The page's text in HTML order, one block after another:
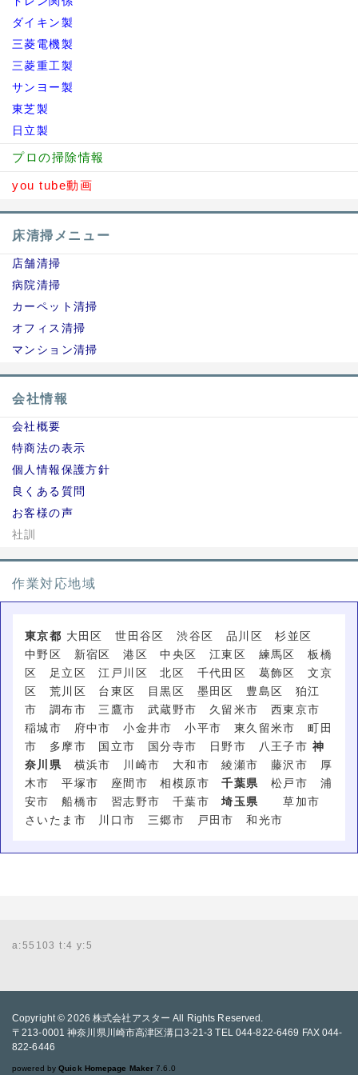
ダイキン製
三菱電機製
三菱重工製
サンヨー製
東芝製
日立製
プロの掃除情報
you tube動画
床清掃メニュー
店舗清掃
病院清掃
カーペット清掃
オフィス清掃
マンション清掃
会社情報
会社概要
特商法の表示
個人情報保護方針
良くある質問
お客様の声
社訓
作業対応地域
東京都 大田区 世田谷区 渋谷区 品川区 杉並区
中野区 新宿区 港区 中央区 江東区 練馬区 板橋
区 足立区 江戸川区 北区 千代田区 葛飾区 文京
区 荒川区 台東区 目黒区 墨田区 豊島区 狛江
市 調布市 三鷹市 武蔵野市 久留米市 西東京市
稲城市 府中市 小金井市 小平市 東久留米市 町田
市 多摩市 国立市 国分寺市 日野市 八王子市 神
奈川県 横浜市 川崎市 大和市 綾瀬市 藤沢市 厚
木市 平塚市 座間市 相模原市千葉県
松戸市 浦
安市 船橋市 習志野市 千葉市埼玉県
草加市
さいたま市 川口市 三郷市 戸田市 和光市
a:55103 t:4 y:5
Copyright © 2026株式会社アスター All Rights Reserved.
〒213-0001 神奈川県川崎市高津区溝口3-21-3 TEL 044-822-6469 FAX 044-
822-6446
powered byQuick Homepage Maker 7.6.0